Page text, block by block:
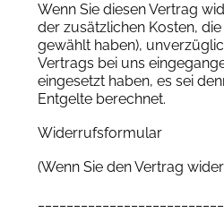
Wenn Sie diesen Vertrag
der zusätzlichen Kosten,
gewählt haben),
Vertrags bei uns
eingesetzt haben, es sei
Entgelte berechnet.
Widerrufsformular
(Wenn Sie den Vertrag